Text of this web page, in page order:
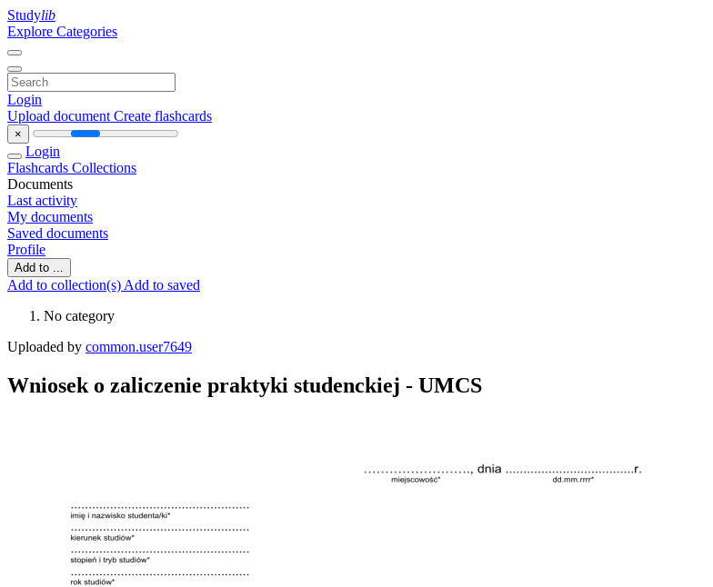
Studylib
Explore Categories
Login
Upload document Create flashcards
×
Login
Flashcards Collections
Documents
Last activity
My documents
Saved documents
Profile
Add to ...
Add to collection(s) Add to saved
No category
Uploaded by common.user7649
Wniosek o zaliczenie praktyki studenckiej - UMCS